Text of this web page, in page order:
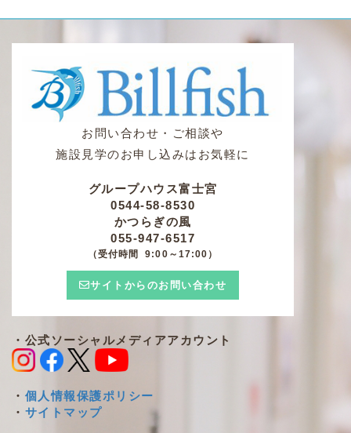
お問い合わせ・ご相談や
施設見学のお申し込みはお気軽に
グループハウス富士宮
0544-58-8530
かつらぎの風
055-947-6517
（受付時間 9:00～17:00）
サイトからのお問い合わせ
・公式ソーシャルメディアアカウント
・ 個人情報保護ポリシー
・ サイトマップ